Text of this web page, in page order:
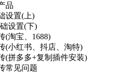
品
设置(上)
设置(下)
(淘宝、1688)
(小红书、抖店、淘特)
(拼多多+复制插件安装)
常见问题